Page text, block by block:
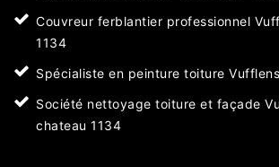
Couvreur ferblantier professionnel
1134
Spécialiste en peinture toiture
Société nettoyage toiture et façade
chateau 1134